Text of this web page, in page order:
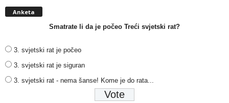
Anketa
Smatrate li da je počeo Treći svjetski rat?
3. svjetski rat je počeo
3. svjetski rat je siguran
3. svjetski rat - nema šanse! Kome je do rata...